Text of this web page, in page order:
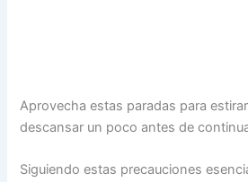
Aprovecha estas paradas para
descansar un poco antes de
Siguiendo estas precauciones